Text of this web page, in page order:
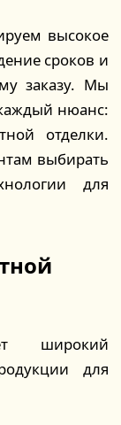
высокое
сроков и
заказу. Мы
нюанс:
отделки.
выбирать
для
широкий
для